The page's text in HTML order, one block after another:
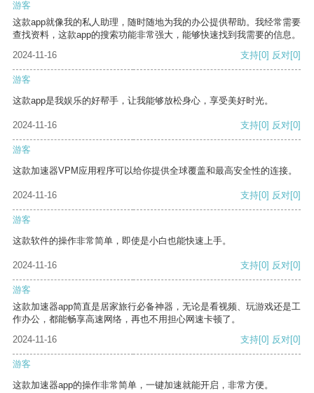
游客
这款app就像我的私人助理，随时随地为我的办公提供帮助。我经常需要
查找资料，这款app的搜索功能非常强大，能够快速找到我需要的信息。
2024-11-16
支持[0] 反对[0]
游客
这款app是我娱乐的好帮手，让我能够放松身心，享受美好时光。
2024-11-16 支持[0] 反对[0]
游客
这款加速器VPM应用程序可以给你提供全球覆盖和最高安全性的连接。
2024-11-16 支持[0] 反对[0]
游客
这款软件的操作非常简单，即使是小白也能快速上手。
2024-11-16 支持[0] 反对[0]
游客
这款加速器app简直是居家旅行必备神器，无论是看视频、玩游戏还是工
作办公，都能畅享高速网络，再也不用担心网速卡顿了。
2024-11-16
支持[0] 反对[0]
游客
这款加速器app的操作非常简单，一键加速就能开启，非常方便。